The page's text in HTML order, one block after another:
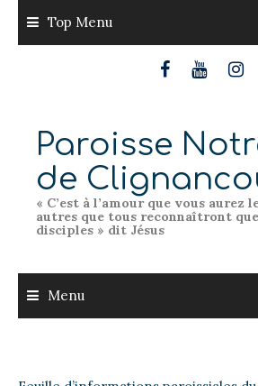
content
Top Menu
Paroisse
de
« C’est à l’amour que vous aurez
autres que tous reconnaîtront
disciples » dit Jésus
Menu